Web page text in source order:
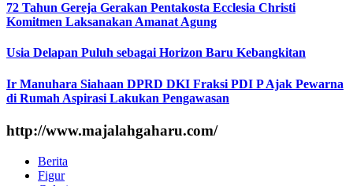
72 Tahun Gereja Gerakan Pentakosta Ecclesia Christi
Komitmen Laksanakan Amanat Agung
Usia Delapan Puluh sebagai Horizon Baru Kebangkitan
Ir Manuhara Siahaan DPRD DKI Fraksi PDI P Ajak Pewarna
di Rumah Aspirasi Lakukan Pengawasan
http://www.majalahgaharu.com/
Berita
Figur